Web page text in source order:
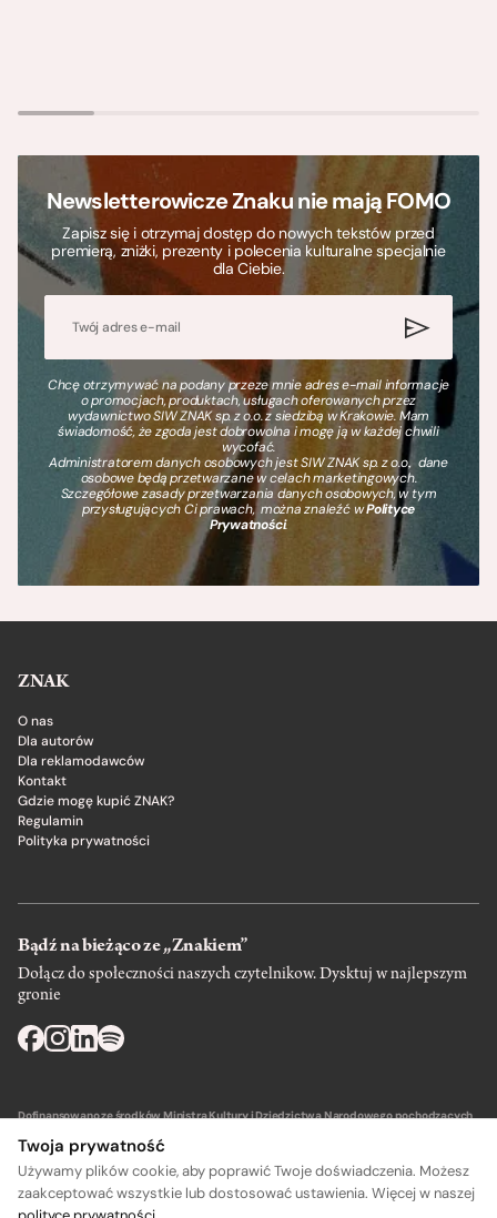
Newsletterowicze Znaku nie mają FOMO
Zapisz się i otrzymaj dostęp do nowych tekstów przed
premierą, zniżki, prezenty i polecenia kulturalne specjalnie
dla Ciebie.
Chcę otrzymywać na podany przeze mnie adres e-mail informacje
o promocjach, produktach, usługach oferowanych przez
wydawnictwo SIW ZNAK sp. z o.o. z siedzibą w Krakowie. Mam
świadomość, że zgoda jest dobrowolna i mogę ją w każdej chwili
wycofać.
Administratorem danych osobowych jest SIW ZNAK sp. z o.o., dane
osobowe będą przetwarzane w celach marketingowych.
Szczegółowe zasady przetwarzania danych osobowych, w tym
przysługujących Ci prawach, można znaleźć wPolityce
Prywatności.
ZNAK
O nas
Dla autorów
Dla reklamodawców
Kontakt
Gdzie mogę kupić ZNAK?
Regulamin
Polityka prywatności
Bądź na bieżąco ze „Znakiem”
Dołącz do społeczności naszych czytelnikow. Dysktuj w najlepszym
gronie
Dofinansowano ze środków Ministra Kultury i Dziedzictwa Narodowego pochodzących
Twoja prywatność
Używamy plików cookie, aby poprawić Twoje doświadczenia. Możesz
zaakceptować wszystkie lub dostosować ustawienia. Więcej w naszej